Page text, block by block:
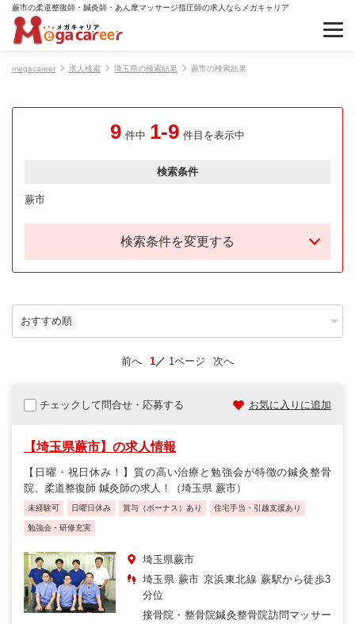
蕨市の柔道整復師・鍼灸師・あん摩マッサージ指圧師の求人ならメガキャリア
megacareer 求人検索 埼玉県の検索結果 蕨市の検索結果
9 件中 1-9 件目を表示中
検索条件
蕨市
検索条件を変更する
前へ 1 1ページ 次へ
チェックして問合せ・応募する お気に入りに追加
【埼玉県蕨市】の求人情報
【日曜・祝日休み！】質の高い治療と勉強会が特徴の鍼灸整骨
院、柔道整復師 鍼灸師の求人！（埼玉県 蕨市）
未経験可 日曜日休み 賞与（ボーナス）あり 住宅手当・引越支援あり
勉強会・研修充実
埼玉県蕨市
埼玉県 蕨市 京浜東北線 蕨駅から徒歩3
分位
接骨院・整骨院鍼灸整骨院訪問マッサー